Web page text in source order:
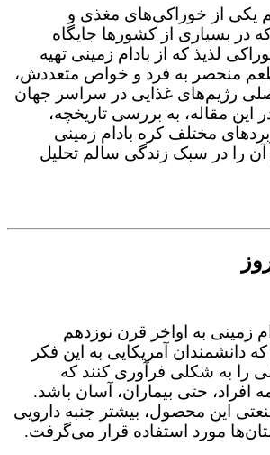
یکی از خوراکی‌های مغذی و
در بسیاری از کشورها جایگاه
لذیذ که از بادام زمینی تهیه
منحصر به‌ فرد و خواص متعددش،
رژیم‌های غذایی در سراسر جهان
مقاله، به بررسی تاریخچه،
مختلف کره بادام زمینی
را در سبک زندگی سالم تحلیل
زمینی به اواخر قرن نوزدهم
دانشمندان آمریکایی به این فکر
را به‌ شکلی فرآوری کنند که
حتی بیماران، آسان باشد.
این محصول، بیشتر جنبه دارویی
مورد استفاده قرار می‌گرفت.